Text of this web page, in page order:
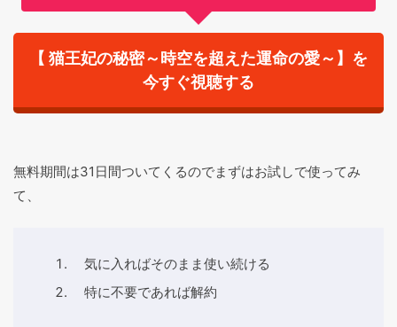
【 猫王妃の秘密～時空を超えた運命の愛～】を
今すぐ視聴する
無料期間は31日間ついてくるのでまずはお試しで使ってみ
て、
気に入ればそのまま使い続ける
特に不要であれば解約